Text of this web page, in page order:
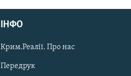
ІНФО
Крим.Реалії. Про нас
Передрук